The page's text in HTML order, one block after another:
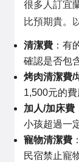
很多人訂宜
比預期貴。
清潔費 ：有
確認是否包
烤肉清潔費/
1,500元的費
加人/加床費
小孩超過一
寵物清潔費
民宿禁止寵